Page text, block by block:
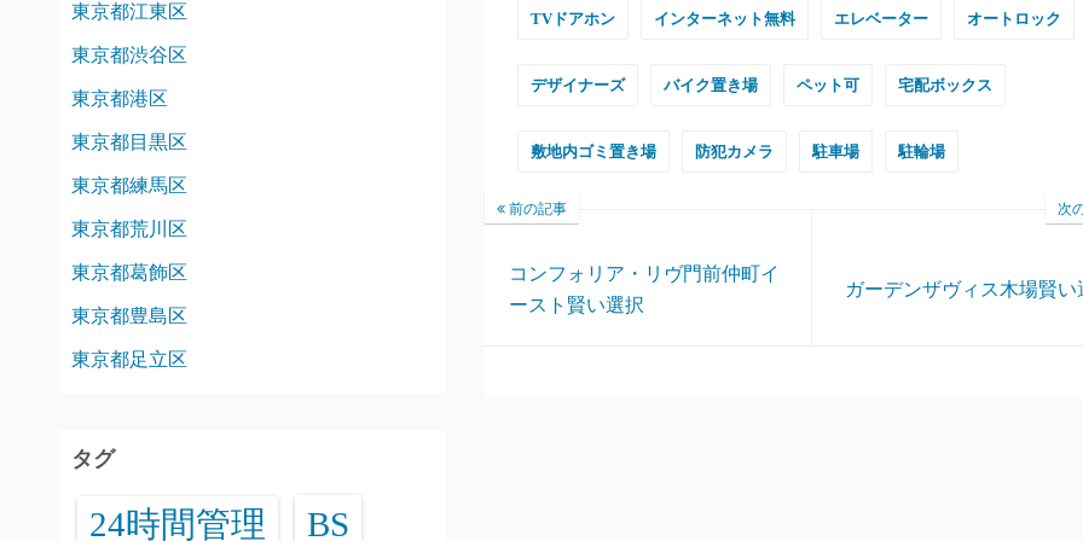
TVドアホン インターネット無料 エレベーター オートロック
デザイナーズ バイク置き場 ペット可 宅配ボックス
敷地内ゴミ置き場 防犯カメラ 駐車場 駐輪場
前の記事
コンフォリア・リヴ門前仲町イ
ースト賢い選択
次
ガーデンザヴィス木場賢い
東京都江東区
東京都渋谷区
東京都港区
東京都目黒区
東京都練馬区
東京都荒川区
東京都葛飾区
東京都豊島区
東京都足立区
タグ
24時間管理 BS